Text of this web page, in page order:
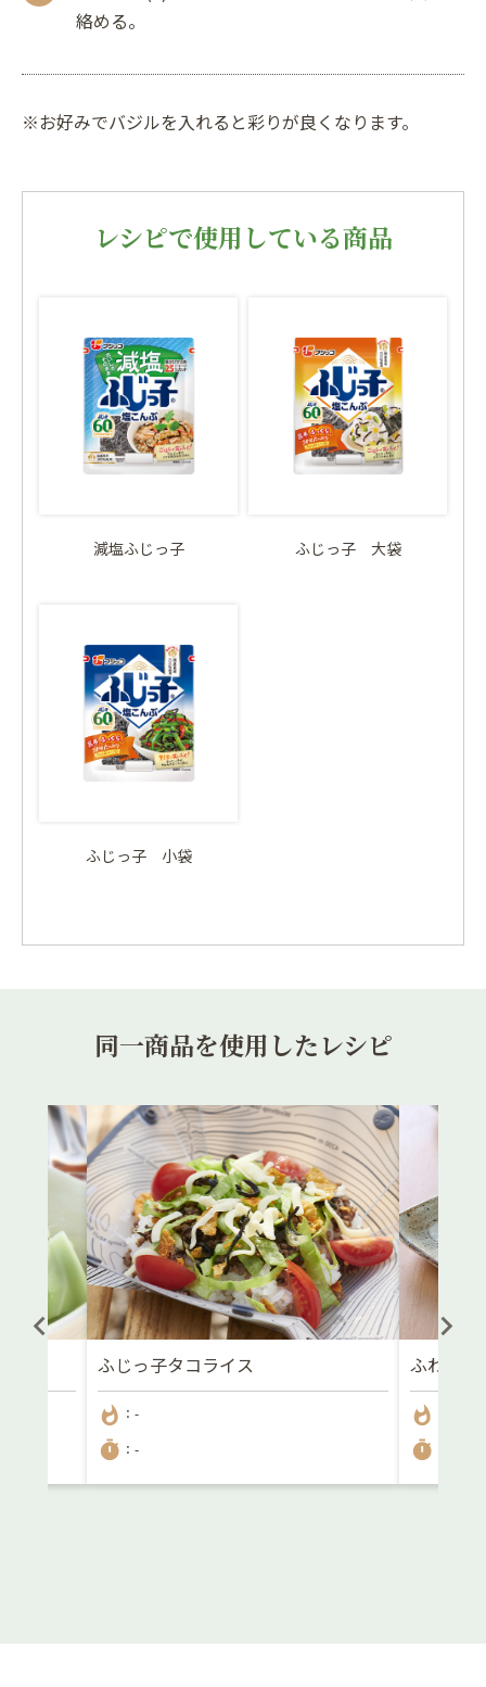
絡める。
※お好みでバジルを入れると彩りが良くなります。
レシピで使用している商品
減塩ふじっ子 ふじっ子 大袋
ふじっ子 小袋
同一商品を使用したレシピ
ふじっ子タコライス
whatshot ：-
timer ：-
ふわふわ
whatshot
timer